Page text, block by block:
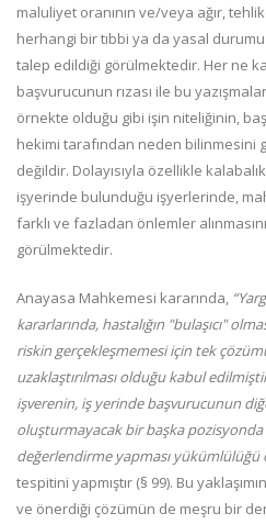
maluliyet oranının ve/veya ağır,
herhangi bir tıbbi ya da yasal
talep edildiği görülmektedir. Her ne
başvurucunun rızası ile bu
örnekte olduğu gibi işin niteliğinin,
hekimi tarafından neden bilinmesini
değildir. Dolayısıyla özellikle
işyerinde bulunduğu işyerlerinde,
farklı ve fazladan önlemler
görülmektedir.
Anayasa Mahkemesi kararında,
kararlarında, hastalığın "bulaşıcı"
riskin gerçekleşmemesi için tek
uzaklaştırılması olduğu kabul
işverenin, iş yerinde başvurucunun
oluşturmayacak bir başka pozisyonda
değerlendirme yapması yükümlülüğü
tespitini yapmıştır (§ 99). Bu
ve önerdiği çözümün de meşru bir